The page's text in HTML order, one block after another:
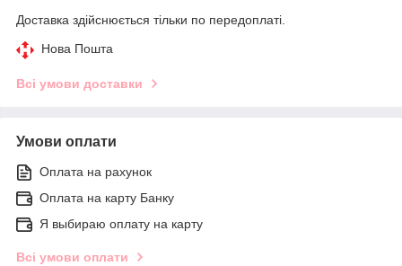
Доставка здійснюється тільки по передоплаті.
Нова Пошта
Всі умови доставки
Умови оплати
Оплата на рахунок
Оплата на карту Банку
Я выбираю оплату на карту
Всі умови оплати